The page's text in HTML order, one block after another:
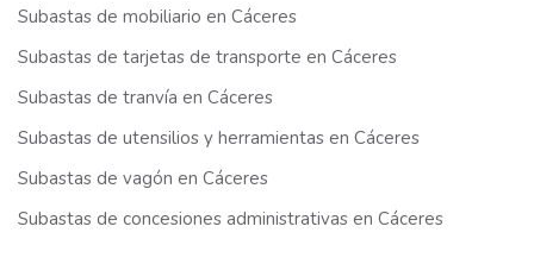
Subastas de mobiliario en Cáceres
Subastas de tarjetas de transporte en Cáceres
Subastas de tranvía en Cáceres
Subastas de utensilios y herramientas en Cáceres
Subastas de vagón en Cáceres
Subastas de concesiones administrativas en Cáceres